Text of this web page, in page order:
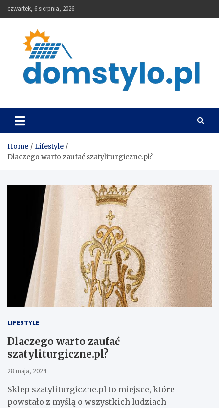
to
czwartek, 6 sierpnia, 2026
DomStylo
Home
Lifestyle
Dlaczego warto zaufać szatyliturgiczne.pl?
LIFESTYLE
Dlaczego warto zaufać
szatyliturgiczne.pl?
28 maja, 2024
Sklep szatyliturgiczne.pl to miejsce, które
powstało z myślą o wszystkich ludziach